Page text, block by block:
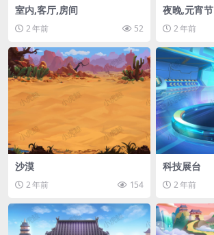
室内,客厅,房间
2 年前 52
夜晚,元宵节
2 年前
沙漠
2 年前 154
科技展台
2 年前